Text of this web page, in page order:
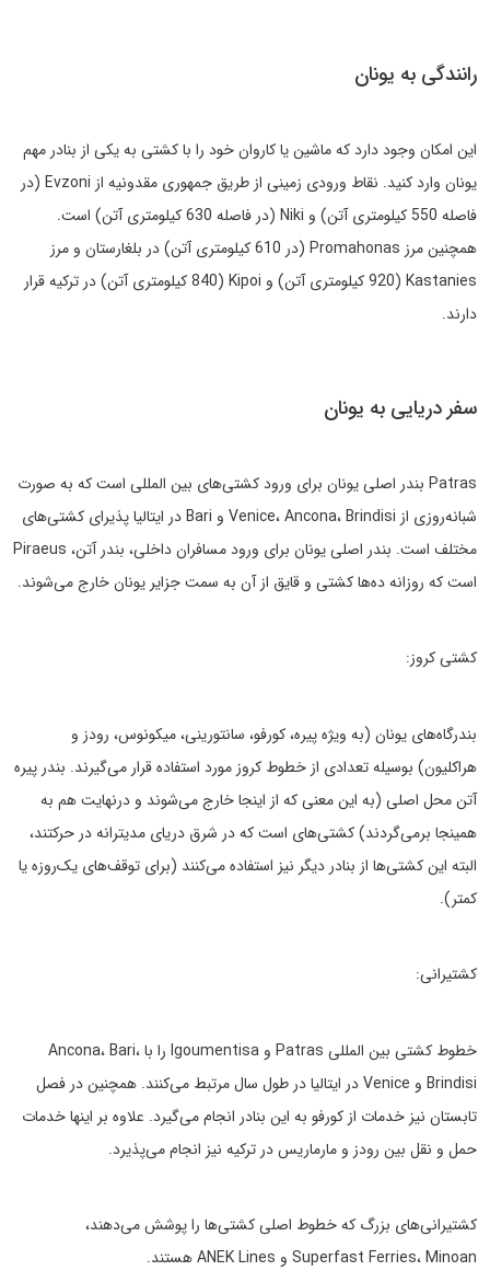
رانندگی به یونان
این امکان وجود دارد که ماشین یا کاروان خود را با کشتی به یکی از بنادر مهم
یونان وارد کنید. نقاط ورودی زمینی از طریق جمهوری مقدونیه از Evzoni (در
فاصله 550 کیلومتری آتن) و Niki (در فاصله 630 کیلومتری آتن) است.
همچنین مرز Promahonas (در 610 کیلومتری آتن) در بلغارستان و مرز
Kastanies (920 کیلومتری آتن) و Kipoi (840 کیلومتری آتن) در ترکیه قرار
دارند.
سفر دریایی به یونان
Patras بندر اصلی یونان برای ورود کشتی‌های بین المللی است که به صورت
شبانه‌روزی از Venice، Ancona، Brindisi و Bari در ایتالیا پذیرای کشتی‌های
مختلف است. بندر اصلی یونان برای ورود مسافران داخلی، بندر آتن، Piraeus
است که روزانه ده‌ها کشتی و قایق از آن به سمت جزایر یونان خارج می‌شوند.
کشتی کروز:
بندرگاه‌های یونان (به ویژه پیره، کورفو، سانتورینی، میکونوس، رودز و
هراکلیون) بوسیله تعدادی از خطوط کروز مورد استفاده قرار می‌گیرند. بندر پیره
آتن محل اصلی (به این معنی که از اینجا خارج می‌شوند و درنهایت هم به
همینجا برمی‌گردند) کشتی‌های است که در شرق دریای مدیترانه در حرکتند،
البته این کشتی‌ها از بنادر دیگر نیز استفاده می‌کنند (برای توقف‌های یک‌روزه یا
کمتر).
کشتیرانی:
خطوط کشتی بین المللی Patras و Igoumentisa را با Ancona، Bari،
Brindisi و Venice در ایتالیا در طول سال مرتبط می‌کنند. همچنین در فصل
تابستان نیز خدمات از کورفو به این بنادر انجام می‌گیرد. علاوه بر اینها خدمات
حمل و نقل بین رودز و مارماریس در ترکیه نیز انجام می‌پذیرد.
کشتیرانی‌های بزرگ که خطوط اصلی کشتی‌ها را پوشش می‌دهند،
Superfast Ferries، Minoan و ANEK Lines هستند.